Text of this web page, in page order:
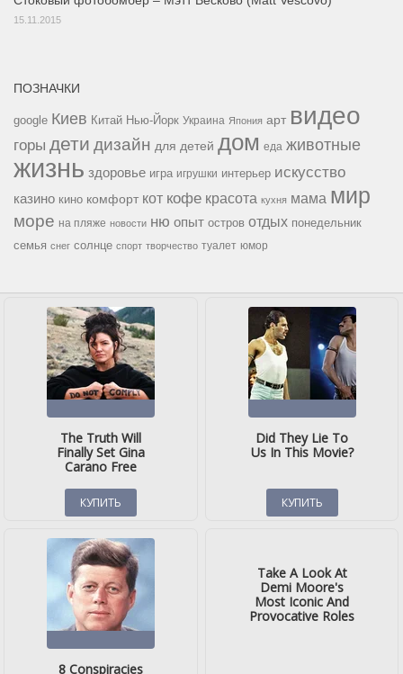
15.11.2015
ПОЗНАЧКИ
google Киев Китай Нью-Йорк Украина Япония арт видео
горы дети дизайн для детей дом еда животные
жизнь здоровье игра игрушки интерьер искусство
казино кино комфорт кот кофе красота кухня мама мир
море на пляже новости ню опыт остров отдых понедельник
семья снег солнце спорт творчество туалет юмор